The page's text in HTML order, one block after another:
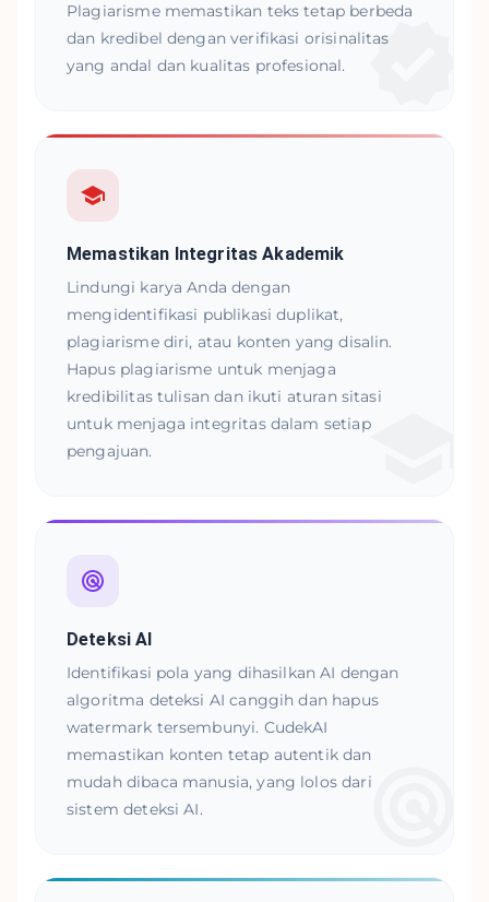
Plagiarisme memastikan teks tetap berbeda
dan kredibel dengan verifikasi orisinalitas
yang andal dan kualitas profesional.
Memastikan Integritas Akademik
Lindungi karya Anda dengan
mengidentifikasi publikasi duplikat,
plagiarisme diri, atau konten yang disalin.
Hapus plagiarisme untuk menjaga
kredibilitas tulisan dan ikuti aturan sitasi
untuk menjaga integritas dalam setiap
pengajuan.
Deteksi AI
Identifikasi pola yang dihasilkan AI dengan
algoritma deteksi AI canggih dan hapus
watermark tersembunyi. CudekAI
memastikan konten tetap autentik dan
mudah dibaca manusia, yang lolos dari
sistem deteksi AI.